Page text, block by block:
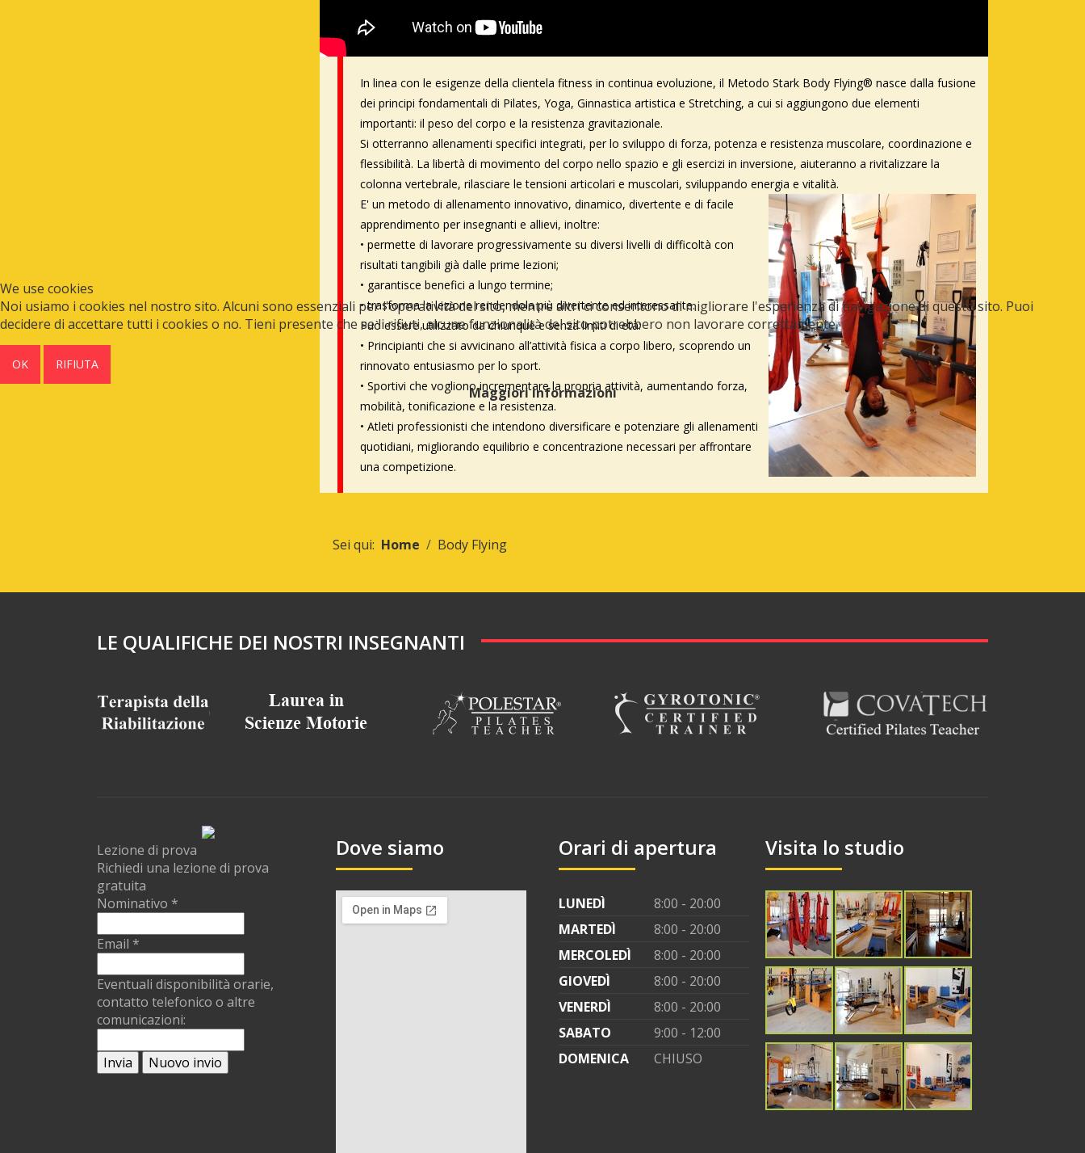
In linea con le esigenze della clientela fitness in continua evoluzione, il Metodo Stark Body Flying® nasce dalla fusione
dei principi fondamentali di Pilates, Yoga, Ginnastica artistica e Stretching, a cui si aggiungono due elementi
importanti: il peso del corpo e la resistenza gravitazionale.
Si otterranno allenamenti specifici integrati, per lo sviluppo di forza, potenza e resistenza muscolare, coordinazione e
flessibilità. La libertà di movimento del corpo nello spazio e gli esercizi in inversione, aiuteranno a rivitalizzare la
colonna vertebrale, rilasciare le tensioni articolari e muscolari, sviluppando energia e vitalità.
E' un metodo di allenamento innovativo, dinamico, divertente e di facile
apprendimento per insegnanti e allievi, inoltre:
• permette di lavorare progressivamente su diversi livelli di difficoltà con
risultati tangibili già dalle prime lezioni;
• garantisce benefici a lungo termine;
• trasforma la lezione rendendola più divertente ed interessante.
Può essere utilizzato da chiunque e senza limiti di età:
• Principianti che si avvicinano all’attività fisica a corpo libero, scoprendo un
rinnovato entusiasmo per lo sport.
• Sportivi che vogliono incrementare la propria attività, aumentando forza,
mobilità, tonificazione e la resistenza.
• Atleti professionisti che intendono diversificare e potenziare gli allenamenti
quotidiani, migliorando equilibrio e concentrazione necessari per affrontare
una competizione.
Sei qui: Home Body Flying
LE QUALIFICHE DEI NOSTRI INSEGNANTI
Lezione di prova
Richiedi una lezione di prova
gratuita
Nominativo *
Email *
Eventuali disponibilità orarie,
contatto telefonico o altre
comunicazioni:
Dove siamo Orari di apertura
LUNEDÌ
8:00 - 20:00
MARTEDÌ
8:00 - 20:00
MERCOLEDÌ
8:00 - 20:00
GIOVEDÌ
8:00 - 20:00
VENERDÌ
8:00 - 20:00
SABATO
9:00 - 12:00
DOMENICA
CHIUSO
Visita lo studio
We use cookies
Noi usiamo i cookies nel nostro sito. Alcuni sono essenziali per l'operatività del sito, mentre altri ci consentono di migliorare l'esperienza di navigazione di questo sito. Puoi
decidere di accettare tutti i cookies o no. Tieni presente che se li rifiuti, alcune funzionalità del sito potrebbero non lavorare correttamente.
OK RIFIUTA
Maggiori informazioni